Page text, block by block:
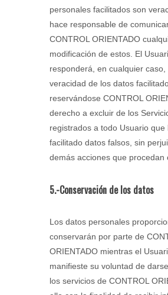
personales facilitados son
hace responsable de
CONTROL ORIENTADO
modificación de estos. El
responderá, en cualquier caso,
veracidad de los datos
reservándose CONTROL
derecho a excluir de los
registrados a todo Usuario que
facilitado datos falsos, sin
demás acciones que procedan
5.-Conservación de los datos
Los datos personales
conservarán por parte de
ORIENTADO mientras el
manifieste su voluntad de
los servicios de CONTROL